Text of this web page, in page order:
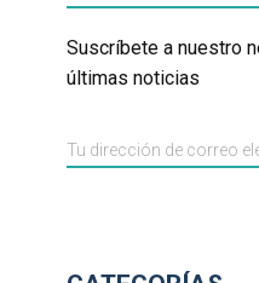
Suscríbete a nuestro
últimas noticias